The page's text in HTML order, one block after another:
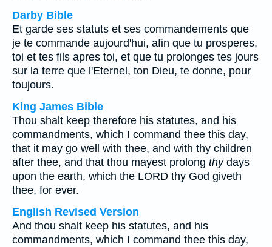
Darby Bible
Et garde ses statuts et ses commandements que
je te commande aujourd'hui, afin que tu prosperes,
toi et tes fils apres toi, et que tu prolonges tes jours
sur la terre que l'Eternel, ton Dieu, te donne, pour
toujours.
King James Bible
Thou shalt keep therefore his statutes, and his
commandments, which I command thee this day,
that it may go well with thee, and with thy children
after thee, and that thou mayest prolong thydays
upon the earth, which the LORD thy God giveth
thee, for ever.
English Revised Version
And thou shalt keep his statutes, and his
commandments, which I command thee this day,